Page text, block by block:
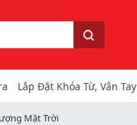
Tìm kiếm
Lắp Đặt Khóa Từ, Vân
Mặt Trời